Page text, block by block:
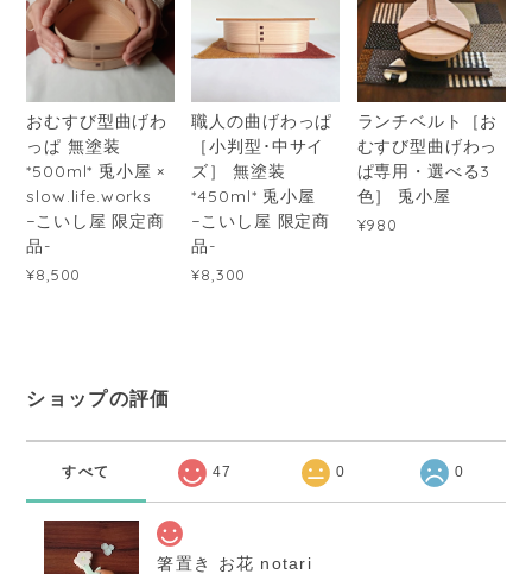
おむすび型曲げわ
っぱ 無塗装
*500ml* 兎小屋 ×
slow.life.works
−こいし屋 限定商
品-
¥8,500
職人の曲げわっぱ
［小判型･中サイ
ズ］ 無塗装
*450ml* 兎小屋
−こいし屋 限定商
品-
¥8,300
ランチベルト［お
むすび型曲げわっ
ぱ専用・選べる3
色］ 兎小屋
¥980
ショップの評価
すべて 47 0 0
箸置き お花 notari